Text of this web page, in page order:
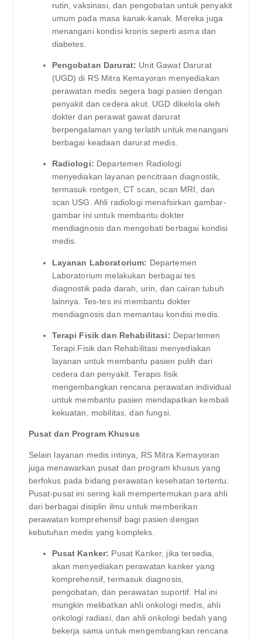
rutin, vaksinasi, dan pengobatan untuk penyakit
umum pada masa kanak-kanak. Mereka juga
menangani kondisi kronis seperti asma dan
diabetes.
Pengobatan Darurat: Unit Gawat Darurat
(UGD) di RS Mitra Kemayoran menyediakan
perawatan medis segera bagi pasien dengan
penyakit dan cedera akut. UGD dikelola oleh
dokter dan perawat gawat darurat
berpengalaman yang terlatih untuk menangani
berbagai keadaan darurat medis.
Radiologi: Departemen Radiologi
menyediakan layanan pencitraan diagnostik,
termasuk rontgen, CT scan, scan MRI, dan
scan USG. Ahli radiologi menafsirkan gambar-
gambar ini untuk membantu dokter
mendiagnosis dan mengobati berbagai kondisi
medis.
Layanan Laboratorium: Departemen
Laboratorium melakukan berbagai tes
diagnostik pada darah, urin, dan cairan tubuh
lainnya. Tes-tes ini membantu dokter
mendiagnosis dan memantau kondisi medis.
Terapi Fisik dan Rehabilitasi: Departemen
Terapi Fisik dan Rehabilitasi menyediakan
layanan untuk membantu pasien pulih dari
cedera dan penyakit. Terapis fisik
mengembangkan rencana perawatan individual
untuk membantu pasien mendapatkan kembali
kekuatan, mobilitas, dan fungsi.
Pusat dan Program Khusus
Selain layanan medis intinya, RS Mitra Kemayoran
juga menawarkan pusat dan program khusus yang
berfokus pada bidang perawatan kesehatan tertentu.
Pusat-pusat ini sering kali mempertemukan para ahli
dari berbagai disiplin ilmu untuk memberikan
perawatan komprehensif bagi pasien dengan
kebutuhan medis yang kompleks.
Pusat Kanker: Pusat Kanker, jika tersedia,
akan menyediakan perawatan kanker yang
komprehensif, termasuk diagnosis,
pengobatan, dan perawatan suportif. Hal ini
mungkin melibatkan ahli onkologi medis, ahli
onkologi radiasi, dan ahli onkologi bedah yang
bekerja sama untuk mengembangkan rencana